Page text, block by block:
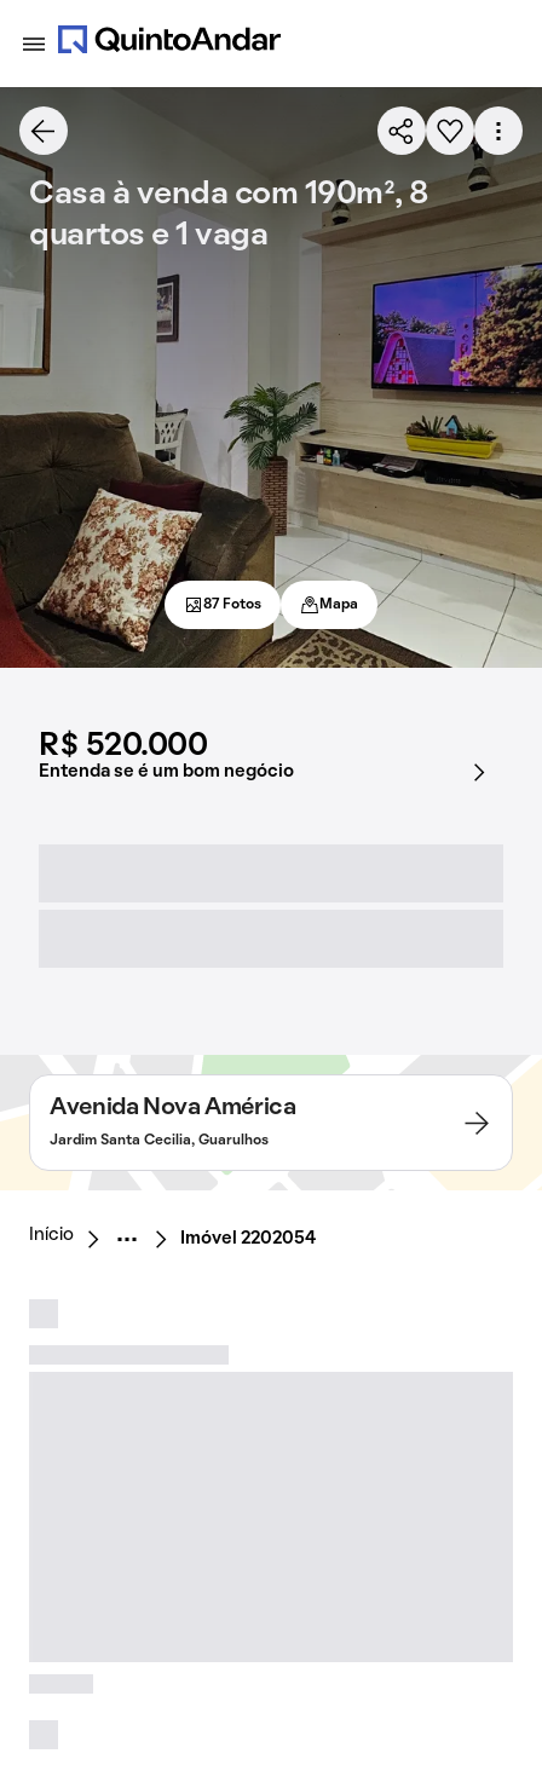
R$ 520.000
Entenda se é um bom negócio
Casa à venda com 190m², 8
quartos e 1 vaga
87 Fotos Mapa
Avenida Nova América
Jardim Santa Cecilia, Guarulhos
Início Imóvel 2202054